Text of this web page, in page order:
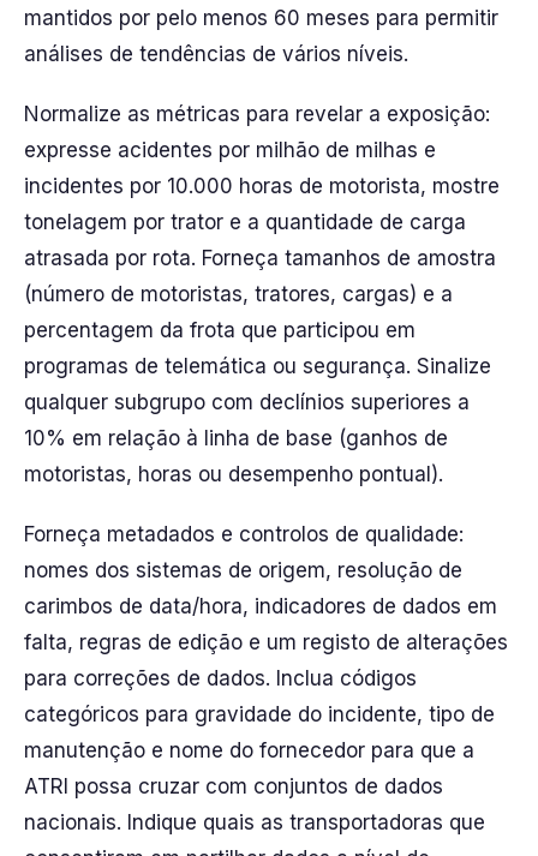
mantidos por pelo menos 60 meses para permitir
análises de tendências de vários níveis.
Normalize as métricas para revelar a exposição:
expresse acidentes por milhão de milhas e
incidentes por 10.000 horas de motorista, mostre
tonelagem por trator e a quantidade de carga
atrasada por rota. Forneça tamanhos de amostra
(número de motoristas, tratores, cargas) e a
percentagem da frota que participou em
programas de telemática ou segurança. Sinalize
qualquer subgrupo com declínios superiores a
10% em relação à linha de base (ganhos de
motoristas, horas ou desempenho pontual).
Forneça metadados e controlos de qualidade:
nomes dos sistemas de origem, resolução de
carimbos de data/hora, indicadores de dados em
falta, regras de edição e um registo de alterações
para correções de dados. Inclua códigos
categóricos para gravidade do incidente, tipo de
manutenção e nome do fornecedor para que a
ATRI possa cruzar com conjuntos de dados
nacionais. Indique quais as transportadoras que